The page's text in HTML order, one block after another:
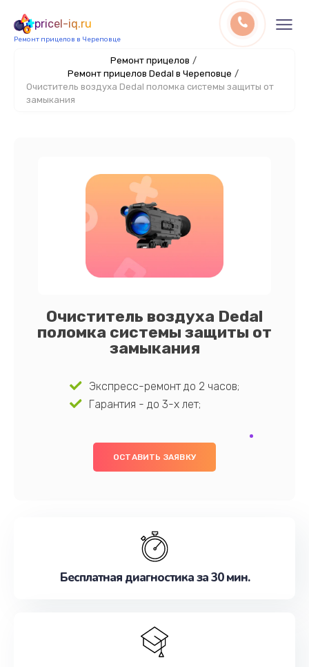
pricel-iq.ru
Ремонт прицелов в Череповце
Ремонт прицелов /
Ремонт прицелов Dedal в Череповце /
Очиститель воздуха Dedal поломка системы защиты от
замыкания
Очиститель воздуха Dedal
поломка системы защиты от
замыкания
Экспресс-ремонт до 2 часов;
Гарантия - до 3-х лет;
ОСТАВИТЬ ЗАЯВКУ
Бесплатная диагностика за 30 мин.